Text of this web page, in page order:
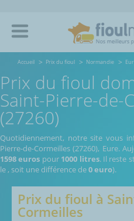
Accueil Prix du fioul Normandie
Prix du fioul
Saint-Pierre-de-
(27260)
Quotidiennement, notre site vous
Pierre-de-Cormeilles (27260), Eure.
1598 euros pour 1000 litres. Il reste
le , soit une différence de0 euro).
Prix du fioul à
Cormeilles